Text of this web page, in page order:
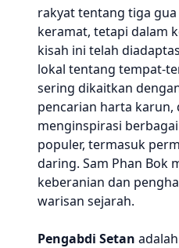
rakyat tentang tiga
keramat, tetapi dalam
kisah ini telah
lokal tentang tempat-
sering dikaitkan
pencarian harta karun,
menginspirasi
populer, termasuk
daring. Sam Phan Bok
keberanian dan
warisan sejarah.
Pengabdi Setan